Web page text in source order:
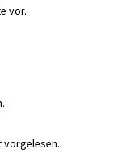
vor.
vorgelesen.